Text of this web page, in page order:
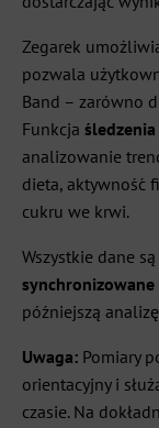
Zegarek
pozwala
Band – zarówno
Funkcja
analizowanie
dieta, aktywność
cukru we krwi.
Wszystkie dane są
późniejszą
Uwaga: Pomiary
orientacyjny i
czasie. Na